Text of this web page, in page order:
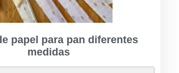
papel para pan diferentes
medidas